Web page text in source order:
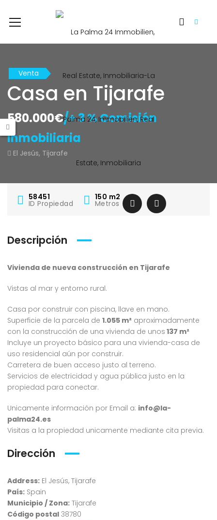
Venta
Casa en Tijarafe
580.000€/+ 3 % Comisión
Inmobiliaria
El Jesús, Tijarafe
58451
ID Propiedad
150 m2
Metros
Descripción
Vivienda de nueva construcción en Tijarafe
Vistas al mar y entorno rural.
Casa por construir con piscina, llave en mano.
Superficie de la parcela de 1.055 m² aproximadamente
con la construcción de una vivienda de unos 137 m²
Incluye un proyecto básico para una vivienda-casa de
uso residencial aún por construir.
Carretera de buen acceso justo al terreno.
Servicios de electricidad y agua pública justo en la
propiedad para conectar.
Unicamente información por Email a: info@la-
palma24.es
Visitas a la propiedad unicamente mediante cita previa.
Dirección
Address: El Jesús, Tijarafe
País: Spain
Municipio / Zona: Tijarafe
Código postal 38780